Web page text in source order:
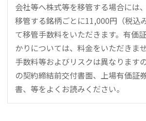
会社等へ株式等を移管する場合には
移管する銘柄ごとに11,000円（税込
て移管手数料をいただきます。有価
かりについては、料金をいただきま
手数料等およびリスクは異なります
の契約締結前交付書面、上場有価証
書、等をよくお読みください。